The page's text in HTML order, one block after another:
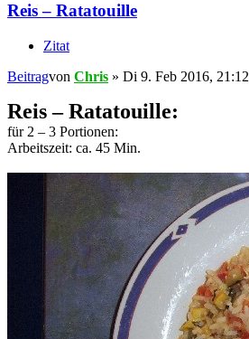
Reis – Ratatouille
Zitat
Beitragvon Chris » Di 9. Feb 2016, 21:12
Reis – Ratatouille:
für 2 – 3 Portionen:
Arbeitszeit: ca. 45 Min.